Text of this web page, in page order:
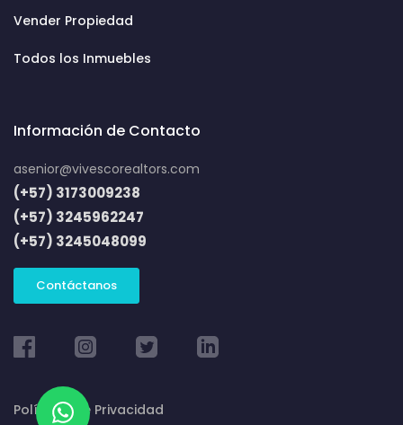
Vender Propiedad
Todos los Inmuebles
Información de Contacto
asenior@vivescorealtors.com
(+57) 3173009238
(+57) 3245962247
(+57) 3245048099
Contáctanos
Políticas de Privacidad